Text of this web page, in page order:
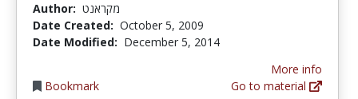
Author: מקראנט
Date Created: October 5, 2009
Date Modified: December 5, 2014
Bookmark
More info
Go to material